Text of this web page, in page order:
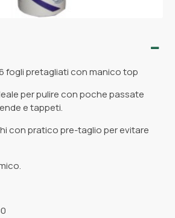
fogli pretagliati con manico top
per pulire con poche passate
e tappeti.
con pratico pre-taglio per evitare